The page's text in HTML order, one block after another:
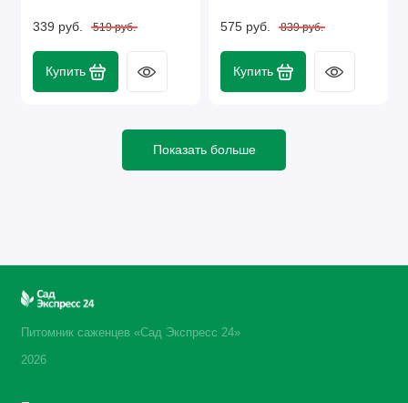
339 руб. 519 руб.
Купить
575 руб. 839 руб.
Купить
Показать больше
Питомник саженцев «Сад Экспресс 24»
2026